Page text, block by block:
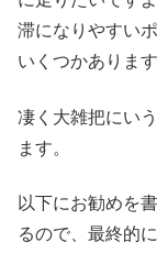
滞になりやすい
いくつかあります
凄く大雑把にいう
ます。
以下にお勧めを
るので、最終的